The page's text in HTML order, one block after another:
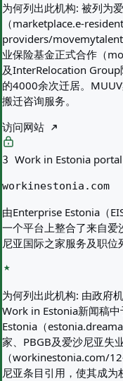
为何列出此机构: 被列为
（marketplace.e-
providers/
业保险基金正式合作（
及InterRelocation
的4000余次迁居。
搬迁咨询服务。
访问网站
3 Work in Estonia portal
workinestonia.com
由Enterprise Estonia（
一个平台上整合了来自
尼亚国际之家服务及职位
为何列出此机构: 由政府
Work in Estonia新闻稿
Estonia（
家、PBGB及爱沙尼亚失
（workinestonia.com/
尼亚条目引用，使其成为